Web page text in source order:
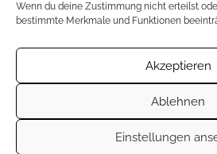
Wenn du deine Zustimmung nicht erteilst
bestimmte Merkmale und Funktionen
Akzeptieren
Ablehnen
Einstellungen
den Testimonials.